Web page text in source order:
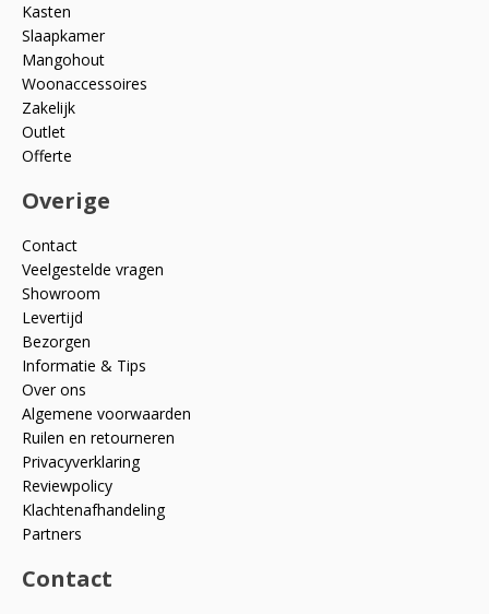
Kasten
Slaapkamer
Mangohout
Woonaccessoires
Zakelijk
Outlet
Offerte
Overige
Contact
Veelgestelde vragen
Showroom
Levertijd
Bezorgen
Informatie & Tips
Over ons
Algemene voorwaarden
Ruilen en retourneren
Privacyverklaring
Reviewpolicy
Klachtenafhandeling
Partners
Contact